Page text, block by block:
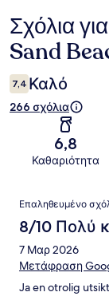
Σχόλια
Σχόλια
Sand
7,4 Καλό
266 σχόλια
6,8
Καθαριότητα
Σχόλια
Επαληθευμένο
8/10 Πολύ
7 Μαρ 2026
Μετάφραση
Ja en otrolig utsikt